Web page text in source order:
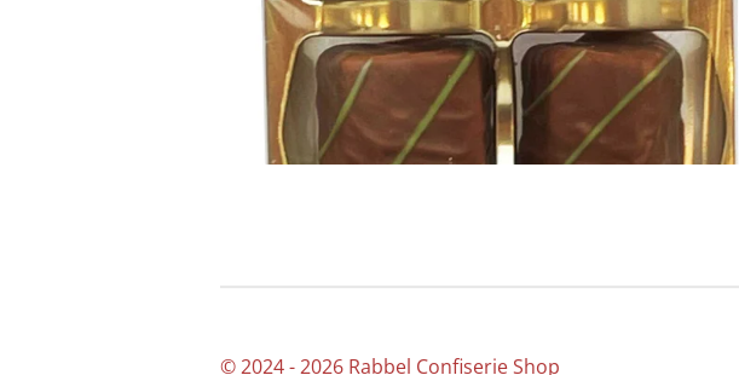
© 2024 - 2026 Rabbel Confiserie Shop